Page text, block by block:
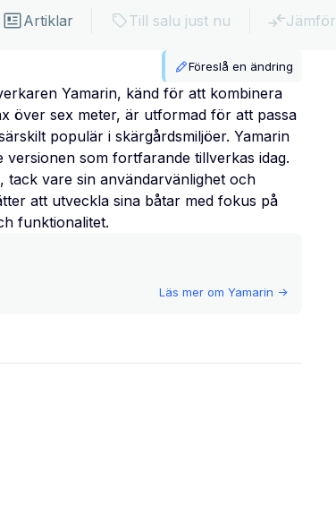
Artiklar Till salu just nu Jämför
Föreslå en ändring
Yamarin, känd för att kombinera
över sex meter, är utformad för att passa
populär i skärgårdsmiljöer. Yamarin
som fortfarande tillverkas idag.
vare sin användarvänlighet och
att utveckla sina båtar med fokus på
funktionalitet.
Läs mer om Yamarin ->